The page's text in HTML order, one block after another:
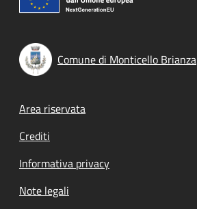
Comune di Monticello Brianza
Footer menu
Area riservata
Crediti
Informativa privacy
Note legali